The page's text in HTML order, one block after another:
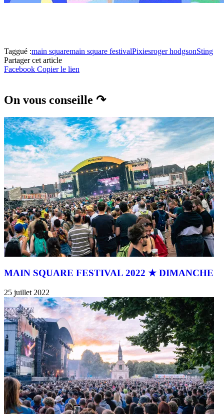
Taggué :main squaremain square festivalPixiesroger hodgsonSting
Partager cet article
Facebook Copier le lien
On vous conseille ↷
MAIN SQUARE FESTIVAL 2022 ★ DIMANCHE
25 juillet 2022